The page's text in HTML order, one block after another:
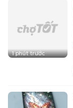
1 phút trước